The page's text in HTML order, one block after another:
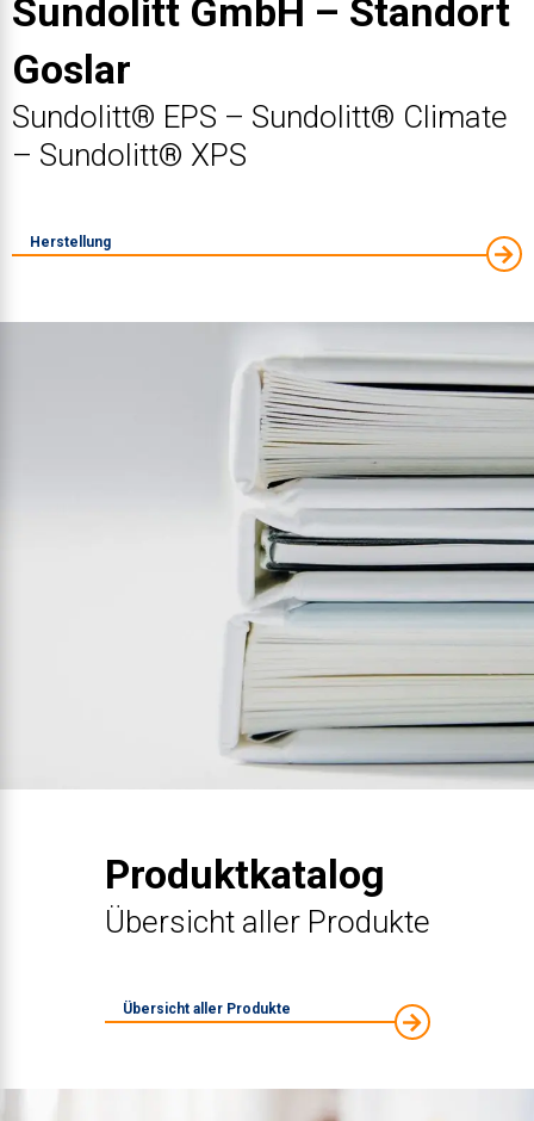
Sundolitt GmbH – Standort
Goslar
Sundolitt® EPS – Sundolitt® Climate
– Sundolitt® XPS
Herstellung
Produktkatalog
Übersicht aller Produkte
Übersicht aller Produkte